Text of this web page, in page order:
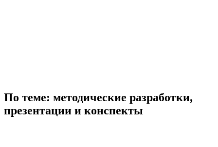
По теме: методические разработки,
презентации и конспекты